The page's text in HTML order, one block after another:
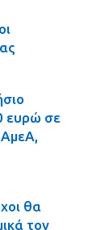
ευρώ σε
θα
τον